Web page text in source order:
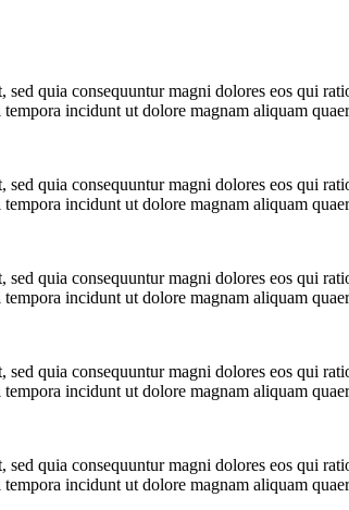
quia consequuntur magni dolores eos qui
incidunt ut dolore magnam aliquam
quia consequuntur magni dolores eos qui
incidunt ut dolore magnam aliquam
quia consequuntur magni dolores eos qui
incidunt ut dolore magnam aliquam
quia consequuntur magni dolores eos qui
incidunt ut dolore magnam aliquam
quia consequuntur magni dolores eos qui
incidunt ut dolore magnam aliquam